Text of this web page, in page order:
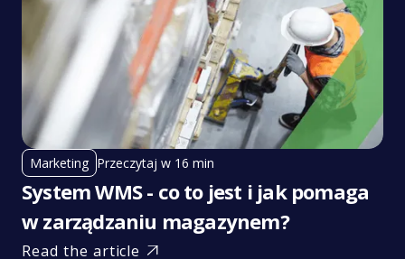
Marketing Przeczytaj w 16 min
System WMS - co to jest i jak pomaga
w zarządzaniu magazynem?
Read the article 